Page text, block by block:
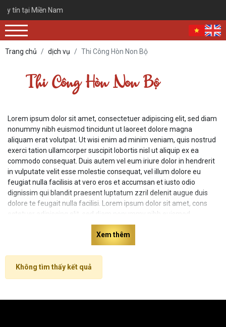
tín tại Miền Nam
Trang chủ dịch vụ Thi Công Hòn Non Bộ
Thi Công Hòn Non Bộ
Lorem ipsum dolor sit amet, consectetuer adipiscing elit, sed diam
nonummy nibh euismod tincidunt ut laoreet dolore magna
aliquam erat volutpat. Ut wisi enim ad minim veniam, quis nostrud
exerci tation ullamcorper suscipit lobortis nisl ut aliquip ex ea
commodo consequat. Duis autem vel eum iriure dolor in hendrerit
in vulputate velit esse molestie consequat, vel illum dolore eu
feugiat nulla facilisis at vero eros et accumsan et iusto odio
dignissim qui blandit praesent luptatum zzril delenit augue duis
dolore te feugait nulla facilisi. Lorem ipsum dolor sit amet, cons
ectetuer adipiscing elit, sed diam nonummy nibh euismod
tincidunt ut laoreet dolore magna aliquam erat volutpat. Ut wisi
enim ad minim veniam, quis nostrud
Xem thêm
Không tìm thấy kết quả